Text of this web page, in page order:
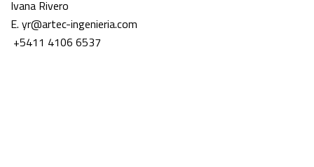
Ivana Rivero
E. yr@artec-ingenieria.com
+5411 4106 6537